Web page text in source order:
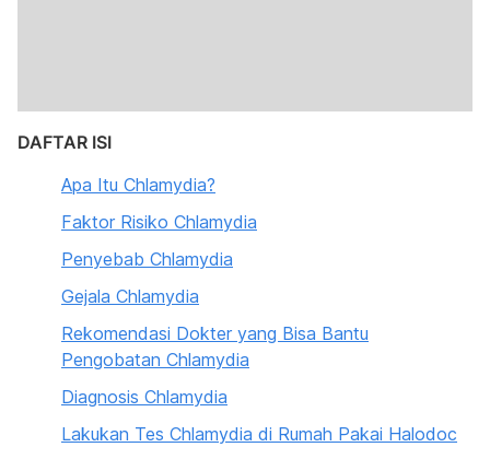
DAFTAR ISI
Apa Itu Chlamydia?
Faktor Risiko Chlamydia
Penyebab Chlamydia
Gejala Chlamydia
Rekomendasi Dokter yang Bisa Bantu
Pengobatan Chlamydia
Diagnosis Chlamydia
Lakukan Tes Chlamydia di Rumah Pakai Halodoc